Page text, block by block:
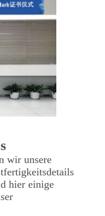
wir unsere
hier einige